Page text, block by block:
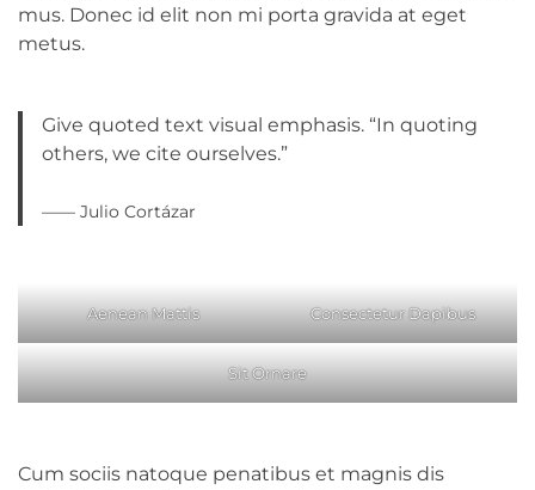
mus. Donec id elit non mi porta gravida at eget
metus.
Give quoted text visual emphasis. “In quoting
others, we cite ourselves.”
—— Julio Cortázar
Aenean Mattis Consectetur Dapibus
Sit Ornare
Cum sociis natoque penatibus et magnis dis